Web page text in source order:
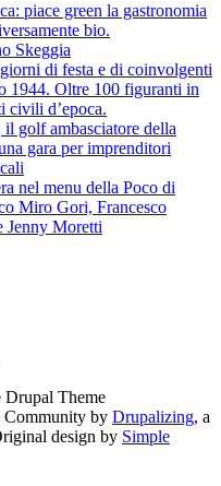
piace green la gastronomia
bio.
Skeggia
di festa e di coinvolgenti
1944. Oltre 100 figuranti in
civili d’epoca.
golf ambasciatore della
gara per imprenditori
nel menu della Poco di
Miro Gori, Francesco
Jenny Moretti
Drupal Theme
Community by Drupalizing, a
design by Simple